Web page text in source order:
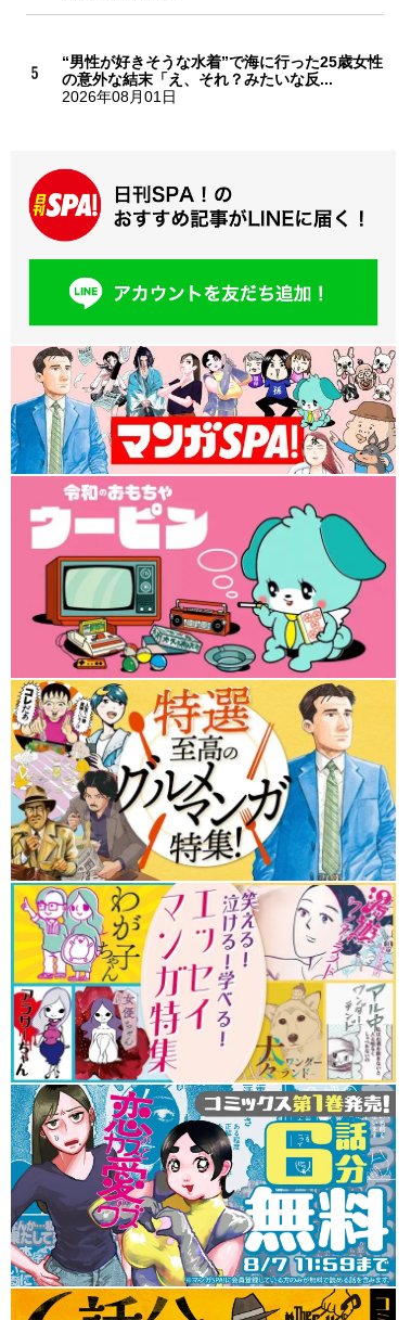
“男性が好きそうな水着”で海に行った25歳女性
の意外な結末「え、それ？みたいな反...
2026年08月01日